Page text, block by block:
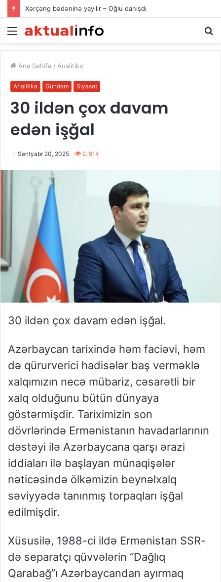
Xərçəng bədəninə yayılır – Oğlu danışdı
Menu
Ana Səhifə / Analitika
Analitika Gündəm Siyasət
30 ildən çox davam
edən işğal
Sentyabr 20, 2025 2. 914
30 ildən çox davam edən işğal.
Azərbaycan tarixində həm faciəvi, həm
də qürurverici hadisələr baş verməklə
xalqımızın necə mübariz, cəsarətli bir
xalq olduğunu bütün dünyaya
göstərmişdir. Tariximizin son
dövrlərində Ermənistanın havadarlarının
dəstəyi ilə Azərbaycana qarşı ərazi
iddiaları ilə başlayan münaqişələr
nəticəsində ölkəmizin beynəlxalq
səviyyədə tanınmış torpaqları işğal
edilmişdir.
Xüsusilə, 1988-ci ildə Ermənistan SSR-
də separatçı qüvvələrin “Dağlıq
Qarabağ”ı Azərbaycandan ayırmaq